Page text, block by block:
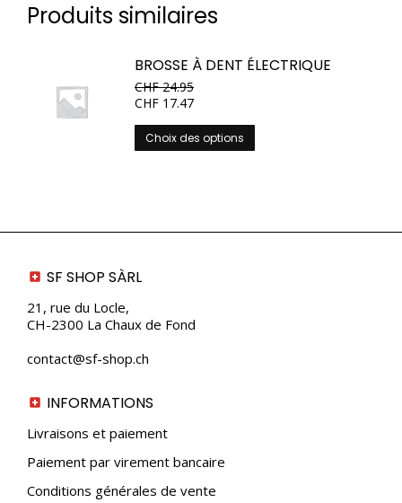
Produits similaires
BROSSE À DENT ÉLECTRIQUE
CHF24.95
CHF 17.47
Choix des options
produit
Les
SF SHOP SÀRL
21, rue du Locle,
CH-2300 La Chaux de Fond
contact@sf-shop.ch
INFORMATIONS
Livraisons et paiement
Paiement par virement bancaire
Conditions générales de vente